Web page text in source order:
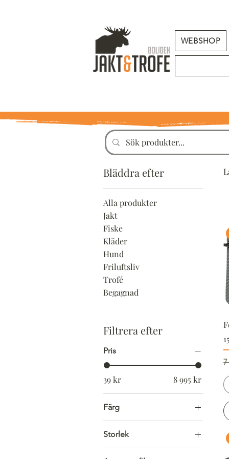
WEBSHOP
Bläddra efter
Alla produkter
Jakt
Fiske
Kläder
Hund
Friluftsliv
Trofé
Begagnad
Filtrera efter
Pris
39 kr 8 995 kr
Färg
Storlek